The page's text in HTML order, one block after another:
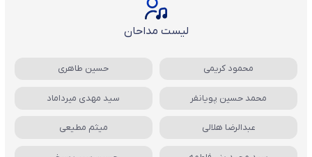
لیست مداحان
محمود کریمی حسین طاهری
محمد حسین پویانفر سید مهدی میرداماد
عبدالرضا هلالی میثم مطیعی